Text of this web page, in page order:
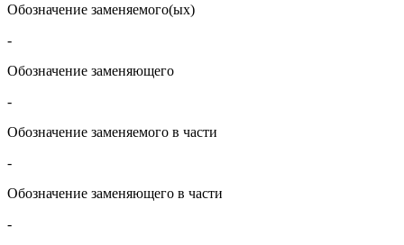
Обозначение заменяемого(ых)
-
Обозначение заменяющего
-
Обозначение заменяемого в части
-
Обозначение заменяющего в части
-